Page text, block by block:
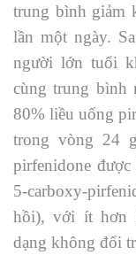
trung bình giảm
lần một ngày.
người lớn tuổi
cùng trung bình
80% liều uống
trong vòng 24
pirfenidone
5-carboxy-
hồi), với ít hơn
dạng không đổi